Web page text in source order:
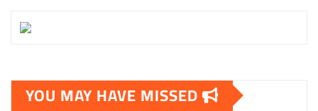
YOU MAY HAVE MISSED